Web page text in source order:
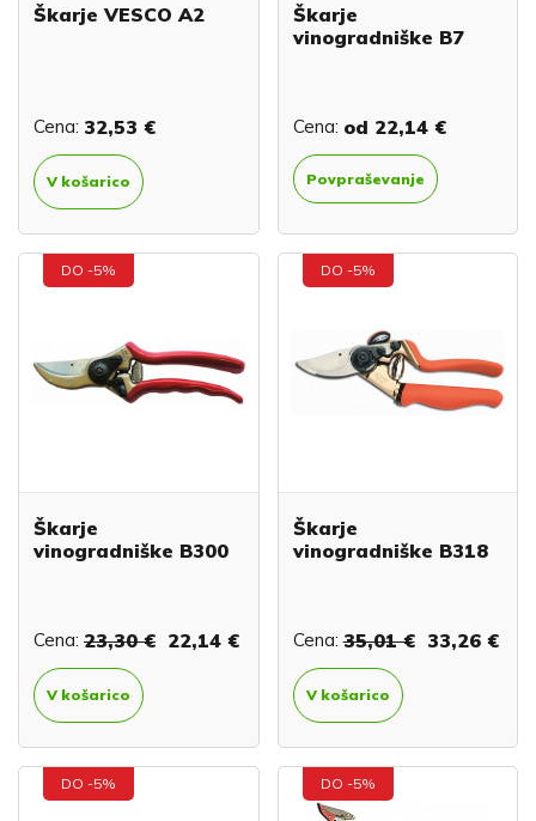
Škarje VESCO A2
Cena: 32,53 €
V košarico
Škarje
vinogradniške B7
Cena: od 22,14 €
Povpraševanje
DO -5%
Škarje
vinogradniške B300
Cena: 23,30 € 22,14 €
V košarico
DO -5%
Škarje
vinogradniške B318
Cena: 35,01 € 33,26 €
V košarico
DO -5% DO -5%